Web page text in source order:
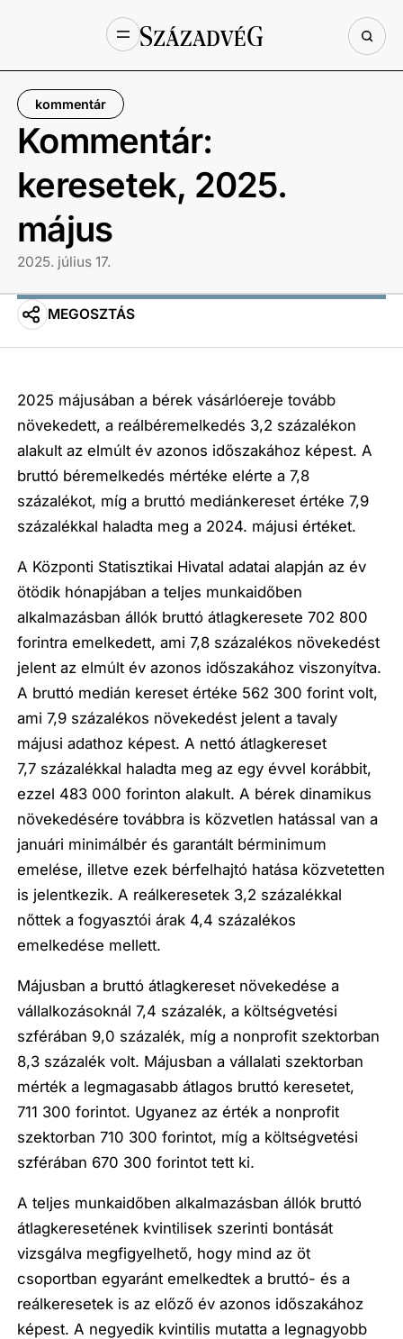
kommentár
Kommentár:
keresetek, 2025.
május
2025. július 17.
MEGOSZTÁS
2025 májusában a bérek vásárlóereje tovább
növekedett, a reálbéremelkedés 3,2 százalékon
alakult az elmúlt év azonos időszakához képest. A
bruttó béremelkedés mértéke elérte a 7,8
százalékot, míg a bruttó mediánkereset értéke 7,9
százalékkal haladta meg a 2024. májusi értéket.
A Központi Statisztikai Hivatal adatai alapján az év
ötödik hónapjában a teljes munkaidőben
alkalmazásban állók bruttó átlagkeresete 702 800
forintra emelkedett, ami 7,8 százalékos növekedést
jelent az elmúlt év azonos időszakához viszonyítva.
A bruttó medián kereset értéke 562 300 forint volt,
ami 7,9 százalékos növekedést jelent a tavaly
májusi adathoz képest. A nettó átlagkereset
7,7 százalékkal haladta meg az egy évvel korábbit,
ezzel 483 000 forinton alakult. A bérek dinamikus
növekedésére továbbra is közvetlen hatással van a
januári minimálbér és garantált bérminimum
emelése, illetve ezek bérfelhajtó hatása közvetetten
is jelentkezik. A reálkeresetek 3,2 százalékkal
nőttek a fogyasztói árak 4,4 százalékos
emelkedése mellett.
Májusban a bruttó átlagkereset növekedése a
vállalkozásoknál 7,4 százalék, a költségvetési
szférában 9,0 százalék, míg a nonprofit szektorban
8,3 százalék volt. Májusban a vállalati szektorban
mérték a legmagasabb átlagos bruttó keresetet,
711 300 forintot. Ugyanez az érték a nonprofit
szektorban 710 300 forintot, míg a költségvetési
szférában 670 300 forintot tett ki.
A teljes munkaidőben alkalmazásban állók bruttó
átlagkeresetének kvintilisek szerinti bontását
vizsgálva megfigyelhető, hogy mind az öt
csoportban egyaránt emelkedtek a bruttó- és a
reálkeresetek is az előző év azonos időszakához
képest. A negyedik kvintilis mutatta a legnagyobb